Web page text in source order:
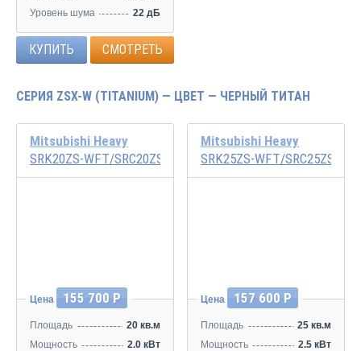
Уровень шума
22 дБ
КУПИТЬ СМОТРЕТЬ
СЕРИЯ ZSX-W (TITANIUM) — ЦВЕТ — ЧЕРНЫЙ ТИТАН
Mitsubishi Heavy
SRK20ZS-WFT/SRC20ZS-W
Цена 155 700 Р
Площадь
20 кв.м
Мощность
2.0 кВт
Mitsubishi Heavy
SRK25ZS-WFT/SRC25ZS-W2
Цена 157 600 Р
Площадь
25 кв.м
Мощность
2.5 кВт